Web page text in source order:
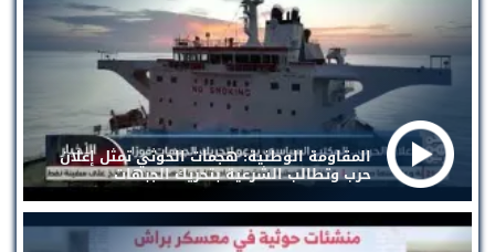
المقاومة الوطنية: هجمات الحوثي تمثل إعلان
حرب وتطالب الشرعية بتحريك الجبهات